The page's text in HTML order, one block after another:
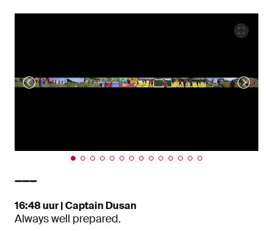
➖➖➖
16:48 uur | Captain Dusan
Always well prepared.